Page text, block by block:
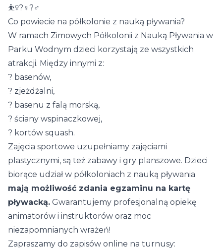
⛹️‍♀️?‍♀️?‍♂️
Co powiecie na półkolonie z nauką pływania?
W ramach Zimowych Półkolonii z Nauką Pływania w
Parku Wodnym dzieci korzystają ze wszystkich
atrakcji. Między innymi z:
? basenów,
? zjeżdżalni,
? basenu z falą morską,
? ściany wspinaczkowej,
? kortów squash.
Zajęcia sportowe uzupełniamy zajęciami
plastycznymi, są też zabawy i gry planszowe. Dzieci
biorące udział w półkoloniach z nauką pływania
mają możliwość zdania egzaminu na kartę
pływacką. Gwarantujemy profesjonalną opiekę
animatorów i instruktorów oraz moc
niezapomnianych wrażeń!
Zapraszamy do zapisów online na turnusy: